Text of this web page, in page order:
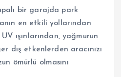
bir garajda park
en etkili yollarından
ışınlarından, yağmurun
dış etkenlerden aracınızı
ömürlü olmasını